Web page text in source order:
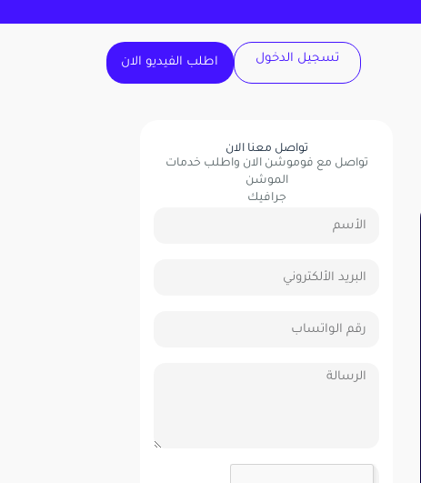
تسجيل الدخول اطلب الفيديو الان
تواصل معنا الان
تواصل مع فوموشن الان واطلب خدمات
الموشن
جرافيك